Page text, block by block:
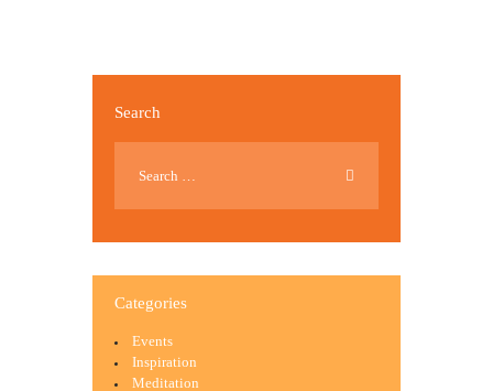
Search
Categories
Events
Inspiration
Meditation